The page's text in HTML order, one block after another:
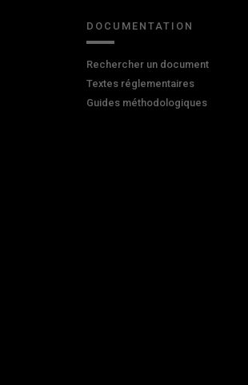
DOCUMENTATION
Rechercher un document
Textes réglementaires
Guides méthodologiques